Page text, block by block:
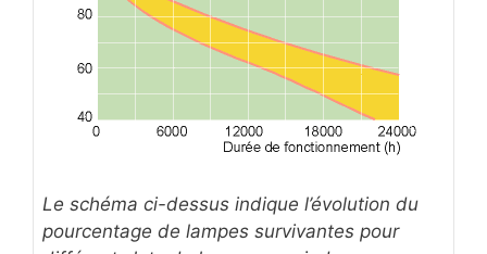
Le schéma ci-dessus indique l’évolution du
pourcentage de lampes survivantes pour